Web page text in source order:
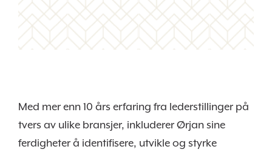
Med mer enn 10 års erfaring fra lederstillinger på
tvers av ulike bransjer, inkluderer Ørjan sine
ferdigheter å identifisere, utvikle og styrke